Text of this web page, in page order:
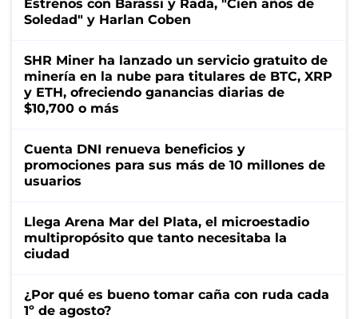
Estrenos con Barassi y Rada, "Cien años de
Soledad" y Harlan Coben
SHR Miner ha lanzado un servicio gratuito de
minería en la nube para titulares de BTC, XRP
y ETH, ofreciendo ganancias diarias de
$10,700 o más
Cuenta DNI renueva beneficios y
promociones para sus más de 10 millones de
usuarios
Llega Arena Mar del Plata, el microestadio
multipropósito que tanto necesitaba la
ciudad
¿Por qué es bueno tomar caña con ruda cada
1º de agosto?